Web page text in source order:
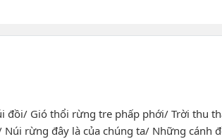
đồi/ Gió thổi rừng tre phấp phới/ Trời thu
rừng đây là của chúng ta/ Những cánh